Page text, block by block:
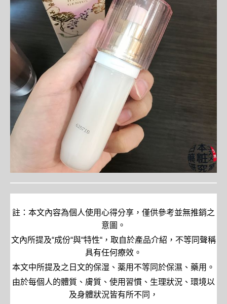
註：本文內容為個人使用心得分享，僅供參考並無推銷之
意圖。
文內所提及“成份“與“特性“ ，取自於產品介紹，不等同聲稱
具有任何療效。
本文中所提及之日文的保湿、薬用不等同於保濕、藥用。
由於每個人的體質、膚質、使用習慣、生理狀況、環境以
及身體狀況皆有所不同，